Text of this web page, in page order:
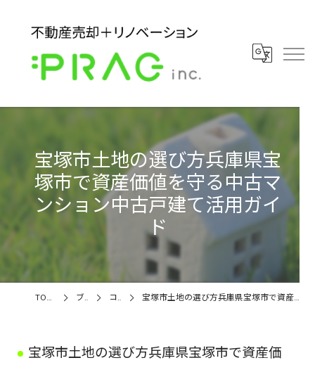
宝塚市土地の選び方兵庫県宝
塚市で資産価値を守る中古マ
ンション中古戸建て活用ガイ
ド
TOPページ ブログ コラム 宝塚市土地の選び方兵庫県宝塚市で資産価値を守る中古マンション中古戸建て活用ガイド
宝塚市土地の選び方兵庫県宝塚市で資産価